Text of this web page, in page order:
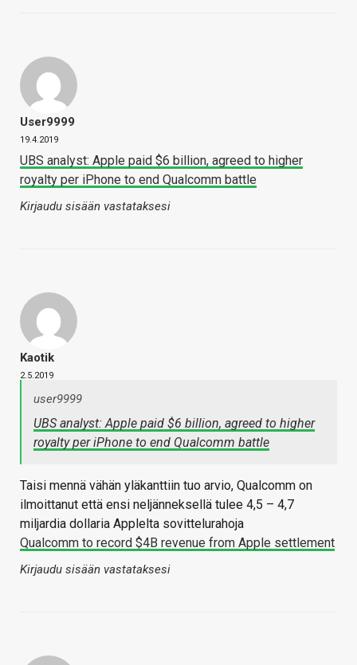
User9999
19.4.2019
UBS analyst: Apple paid $6 billion, agreed to higher
royalty per iPhone to end Qualcomm battle
Kirjaudu sisään vastataksesi
Kaotik
2.5.2019
user9999
UBS analyst: Apple paid $6 billion, agreed to higher
royalty per iPhone to end Qualcomm battle
Taisi mennä vähän yläkanttiin tuo arvio, Qualcomm on
ilmoittanut että ensi neljänneksellä tulee 4,5 – 4,7
miljardia dollaria Applelta sovittelurahoja
Qualcomm to record $4B revenue from Apple settlement
Kirjaudu sisään vastataksesi